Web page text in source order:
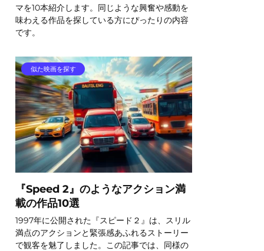
マを10本紹介します。同じような興奮や感動を
味わえる作品を探している方にぴったりの内容
です。
似た映画を探す
『Speed 2』のようなアクション満
載の作品10選
1997年に公開された『スピード２』は、スリル
満点のアクションと緊張感あふれるストーリー
で観客を魅了しました。この記事では、同様の